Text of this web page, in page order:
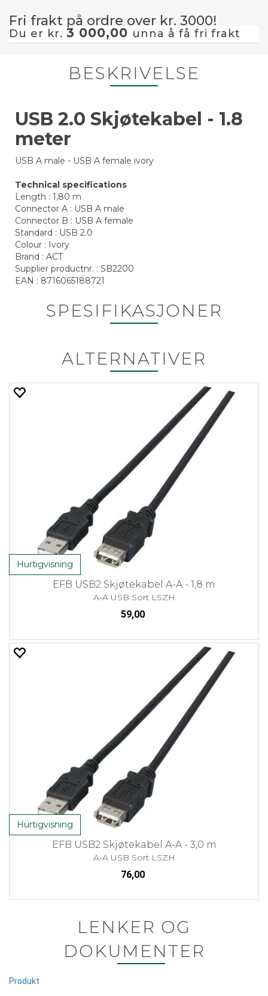
Fri frakt på ordre over kr. 3000!
Du er kr. 3 000,00 unna å få fri frakt
BESKRIVELSE
USB 2.0 Skjøtekabel - 1.8
meter
USB A male - USB A female ivory
Technical specifications
Length : 1,80 m
Connector A : USB A male
Connector B : USB A female
Standard : USB 2.0
Colour : Ivory
Brand : ACT
Supplier productnr. : SB2200
EAN : 8716065188721
SPESIFIKASJONER
ALTERNATIVER
Hurtigvisning
EFB USB2 Skjøtekabel A-A - 1,8 m
A-A USB Sort LSZH
59,00
Hurtigvisning
EFB USB2 Skjøtekabel A-A - 3,0 m
A-A USB Sort LSZH
76,00
LENKER OG
DOKUMENTER
Produkt